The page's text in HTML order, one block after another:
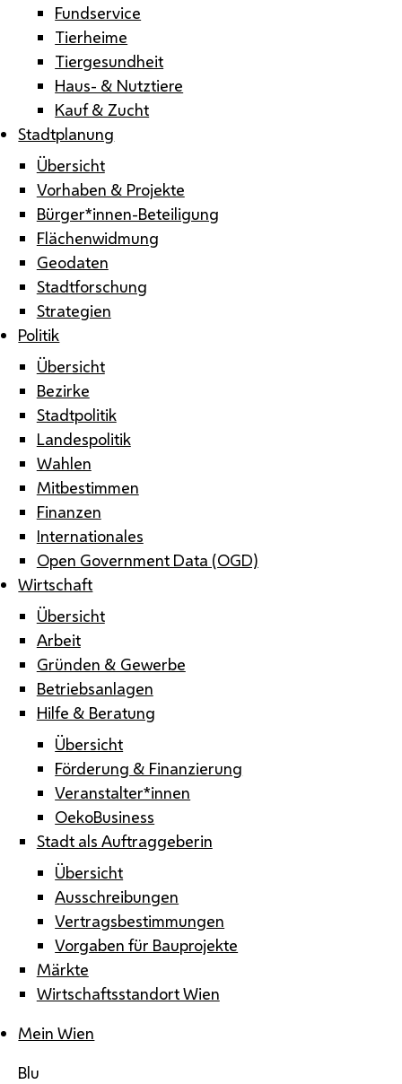
Fundservice
Tierheime
Tiergesundheit
Haus- & Nutztiere
Kauf & Zucht
Stadtplanung
Übersicht
Vorhaben & Projekte
Bürger*innen-Beteiligung
Flächenwidmung
Geodaten
Stadtforschung
Strategien
Politik
Übersicht
Bezirke
Stadtpolitik
Landespolitik
Wahlen
Mitbestimmen
Finanzen
Internationales
Open Government Data (OGD)
Wirtschaft
Übersicht
Arbeit
Gründen & Gewerbe
Betriebsanlagen
Hilfe & Beratung
Übersicht
Förderung & Finanzierung
Veranstalter*innen
OekoBusiness
Stadt als Auftraggeberin
Übersicht
Ausschreibungen
Vertragsbestimmungen
Vorgaben für Bauprojekte
Märkte
Wirtschaftsstandort Wien
Mein Wien
Blu